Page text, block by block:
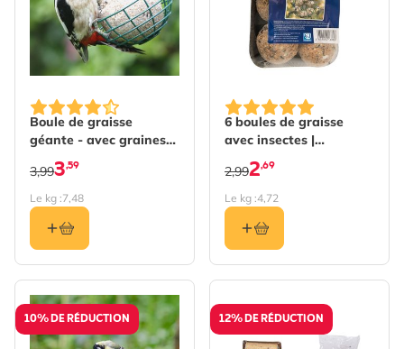
Boule de graisse
géante - avec graines
(sans cordelette)
3,59
3,99
Le kg :7,48
6 boules de graisse
avec insectes |
Natagora
2,69
2,99
Le kg :4,72
10% DE RÉDUCTION 12% DE RÉDUCTION